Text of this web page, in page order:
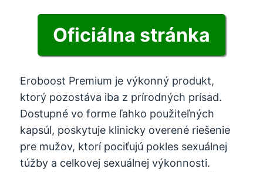
Oficiálna stránka
Eroboost Premium je výkonný produkt,
ktorý pozostáva iba z prírodných prísad.
Dostupné vo forme ľahko použiteľných
kapsúl, poskytuje klinicky overené riešenie
pre mužov, ktorí pociťujú pokles sexuálnej
túžby a celkovej sexuálnej výkonnosti.